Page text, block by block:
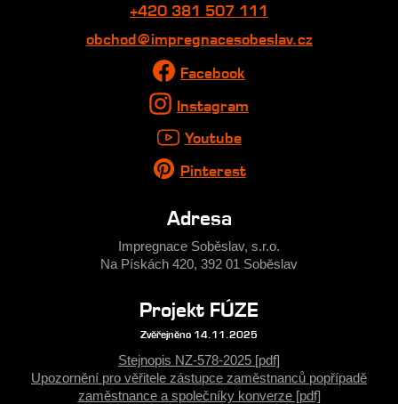
+420 381 507 111
obchod@impregnacesobeslav.cz
Facebook
Instagram
Youtube
Pinterest
Adresa
Impregnace Soběslav, s.r.o.
Na Pískách 420, 392 01 Soběslav
Projekt FÚZE
Zvěřejněno 14.11.2025
Stejnopis NZ-578-2025 [pdf]
Upozornění pro věřitele zástupce zaměstnanců popřípadě
zaměstnance a společníky konverze [pdf]